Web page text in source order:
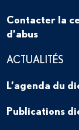
Contacter la
d’abus
ACTUALITÉS
L’agenda du
Publications